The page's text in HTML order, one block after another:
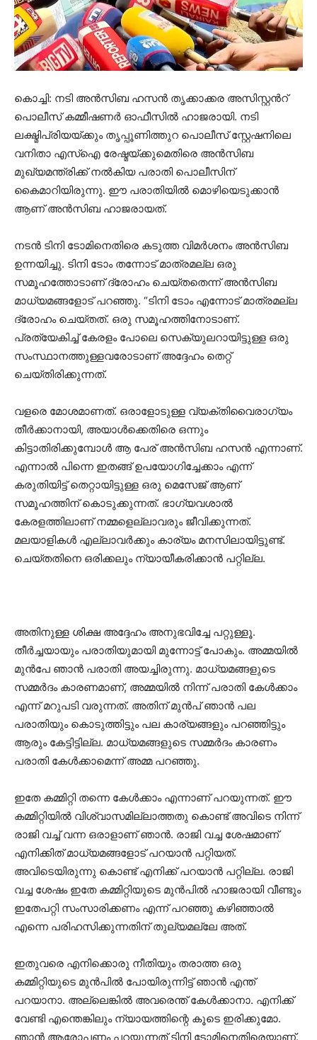
കൊച്ചി: നടി അൻസിബ ഹസൻ തൃക്കാക്കര അസിസ്റ്റന്‍റ്
പൊലീസ് കമ്മീഷണർ ഓഫീസിൽ ഹാജരായി. നടി
ലക്ഷ്മിപ്രിയയ്ക്കും തൃപ്പൂണിത്തുറ പൊലീസ് സ്റ്റേഷനിലെ
വനിതാ എസ്ഐ രേഷ്മയ്ക്കുമെതിരെ അൻസിബ
മുഖ്യമന്ത്രിക്ക് നൽകിയ പരാതി പൊലീസിന്
കൈമാറിയിരുന്നു. ഈ പരാതിയിൽ മൊഴിയെടുക്കാൻ
ആണ് അൻസിബ ഹാജരായത്.
നടൻ ടിനി ടോമിനെതിരെ കടുത്ത വിമർശനം അൻസിബ
ഉന്നയിച്ചു. ടിനി ടോം തന്നോട് മാത്രമല്ല ഒരു
സമൂഹത്തോടാണ് ദ്രോഹം ചെയ്തതെന്ന് അൻസിബ
മാധ്യമങ്ങളോട് പറഞ്ഞു. “ടിനി ടോം എന്നോട് മാത്രമല്ല
ദ്രോഹം ചെയ്തത്. ഒരു സമൂഹത്തിനോടാണ്.
പ്രത്യേകിച്ച് കേരളം പോലെ സെക്യുലറായിട്ടുള്ള ഒരു
സംസ്ഥാനത്തുള്ളവരോടാണ് അദ്ദേഹം തെറ്റ്
ചെയ്തിരിക്കുന്നത്.
വളരെ മോശമാണത്. ഒരാളോടുള്ള വ്യക്തിവൈരാഗ്യം
തീർക്കാനായി, അയാൾക്കെതിരെ ഒന്നും
കിട്ടാതിരിക്കുമ്പോൾ ആ പേര് അൻസിബ ഹസൻ എന്നാണ്.
എന്നാൽ പിന്നെ ഇതങ്ങ് ഉപയോഗിച്ചേക്കാം എന്ന്
കരുതിയിട്ട് തെറ്റായിട്ടുള്ള ഒരു മെസേജ് ആണ്
സമൂഹത്തിന് കൊടുക്കുന്നത്. ഭാഗ്യവശാൽ
കേരളത്തിലാണ് നമ്മളെല്ലാവരും ജീവിക്കുന്നത്.
മലയാളികൾ എല്ലാവർക്കും കാര്യം മനസിലായിട്ടുണ്ട്.
ചെയ്തതിനെ ഒരിക്കലും ന്യായീകരിക്കാൻ പറ്റില്ല.
അതിനുള്ള ശിക്ഷ അദ്ദേഹം അനുഭവിച്ചേ പറ്റുള്ളൂ.
തീർച്ചയായും പരാതിയുമായി മുന്നോട്ട് പോകും. അമ്മയിൽ
മുൻപേ ഞാൻ പരാതി അയച്ചിരുന്നു. മാധ്യമങ്ങളുടെ
സമ്മർദം കാരണമാണ്, അമ്മയിൽ നിന്ന് പരാതി കേൾ‍ക്കാം
എന്ന് മറുപടി വരുന്നത്. അതിന് മുൻപ് ഞാൻ പല
പരാതിയും കൊടുത്തിട്ടും പല കാര്യങ്ങളും പറഞ്ഞിട്ടും
ആരും കേട്ടിട്ടില്ല. മാധ്യമങ്ങളുടെ സമ്മർദം കാരണം
പരാതി കേൾക്കാമെന്ന് അമ്മ പറഞ്ഞു.
ഇതേ കമ്മിറ്റി തന്നെ കേൾക്കാം എന്നാണ് പറയുന്നത്. ഈ
കമ്മിറ്റിയിൽ വിശ്വാസമില്ലാത്തതു കൊണ്ട് അവിടെ നിന്ന്
രാജി വച്ച് വന്ന ഒരാളാണ് ഞാൻ. രാജി വച്ച ശേഷമാണ്
എനിക്കിത് മാധ്യമങ്ങളോട് പറയാൻ പറ്റിയത്.
അവിടെയിരുന്നു കൊണ്ട് എനിക്ക് പറയാൻ പറ്റില്ല. രാജി
വച്ച ശേഷം ഇതേ കമ്മിറ്റിയുടെ മുൻ‌പിൽ ഹാജരായി വീണ്ടും
ഇതേപറ്റി സംസാരിക്കണം എന്ന് പറഞ്ഞു കഴിഞ്ഞാൽ
എന്നെ പരിഹസിക്കുന്നതിന് തുല്യമല്ലേ അത്.
ഇതുവരെ എനിക്കൊരു നീതിയും തരാത്ത ഒരു
കമ്മിറ്റിയുടെ മുൻപിൽ പോയിരുന്നിട്ട് ഞാൻ എന്ത്
പറയാനാ. അല്ലെങ്കിൽ അവരെന്ത് കേൾക്കാനാ. എനിക്ക്
വേണ്ടി എന്തെങ്കിലും ന്യായത്തിന്റെ കൂടെ ഇരിക്കുമോ.
ഞാൻ ആരോപണം പറയുന്നത് ടിനി ടോമിനെതിരെയാണ്.